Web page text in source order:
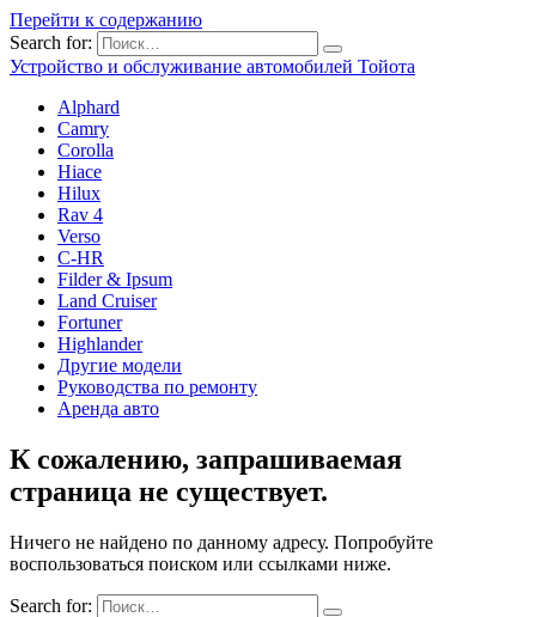
Перейти к содержанию
Search for:
Устройство и обслуживание автомобилей Тойота
Alphard
Camry
Corolla
Hiace
Hilux
Rav 4
Verso
C-HR
Filder & Ipsum
Land Cruiser
Fortuner
Highlander
Другие модели
Руководства по ремонту
Аренда авто
К сожалению, запрашиваемая
страница не существует.
Ничего не найдено по данному адресу. Попробуйте
воспользоваться поиском или ссылками ниже.
Search for: